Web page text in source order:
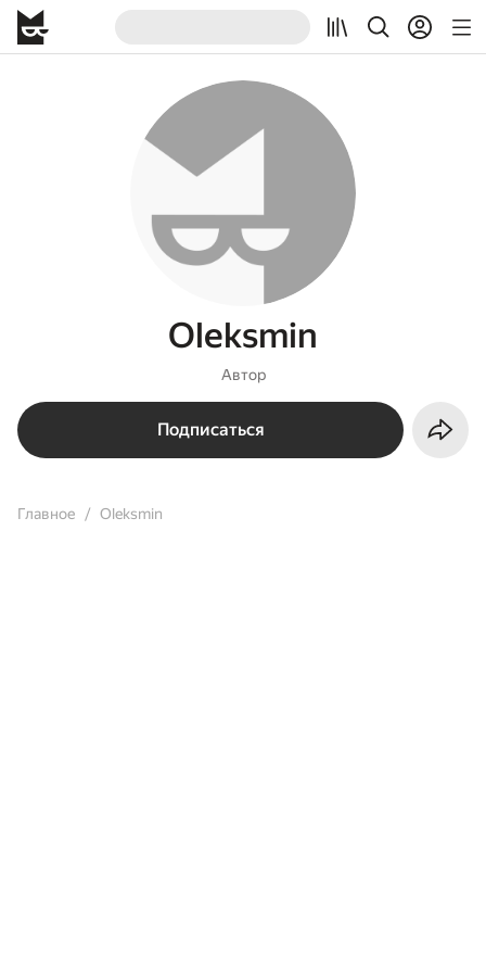
Oleksmin
Автор
Подписаться
Главное Oleksmin